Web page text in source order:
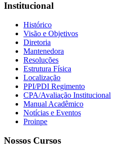
Institucional
Histórico
Visão e Objetivos
Diretoria
Mantenedora
Resoluções
Estrutura Física
Localização
PPI/PDI Regimento
CPA/Avaliação Institucional
Manual Acadêmico
Notícias e Eventos
Proinpe
Nossos Cursos